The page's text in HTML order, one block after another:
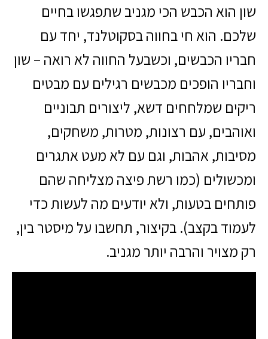
שון הוא הכבש הכי מגניב שתפגשו בחיים
שלכם. הוא חי בחווה בסקוטלנד, יחד עם
חבריו הכבשים, וכשבעל החווה לא רואה – שון
וחבריו הופכים מכבשים רגילים עם מבטים
ריקים שמלחחים דשא, ליצורים תבוניים
ואוהבים, עם רצונות, מטרות, משחקים,
מסיבות, אהבות, וגם עם לא מעט אתגרים
ומכשולים (כמו רשת פיצה מצליחה שהם
פותחים בטעות, ולא יודעים מה לעשות כדי
לעמוד בקצב). בקיצור, תחשבו על מיסטר בין,
רק מצויר והרבה יותר מגניב.